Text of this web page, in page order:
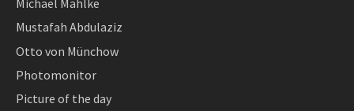
Mustafah Abdulaziz
Otto von Münchow
Photomonitor
Picture of the day